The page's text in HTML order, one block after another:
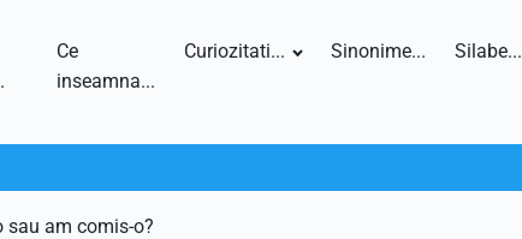
Ce
inseamna...
Curiozitati... Sinonime... Silabe...
sau am comis-o?